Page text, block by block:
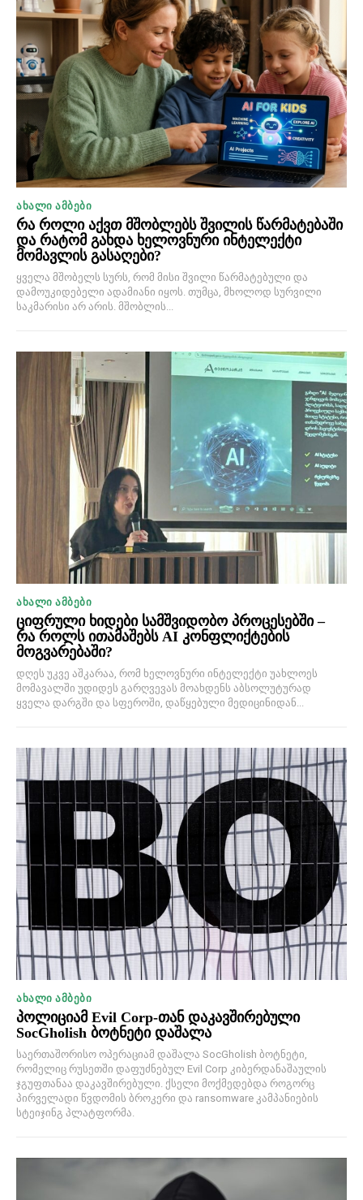
ᲐᲮᲐᲚᲘ ᲐᲛᲑᲔᲑᲘ
რა როლი აქვთ მშობლებს შვილის წარმატებაში
და რატომ გახდა ხელოვნური ინტელექტი
მომავლის გასაღები?
ყველა მშობელს სურს, რომ მისი შვილი წარმატებული და
დამოუკიდებელი ადამიანი იყოს. თუმცა, მხოლოდ სურვილი
საკმარისი არ არის. მშობლის...
ᲐᲮᲐᲚᲘ ᲐᲛᲑᲔᲑᲘ
ციფრული ხიდები სამშვიდობო პროცესებში –
რა როლს ითამაშებს AI კონფლიქტების
მოგვარებაში?
დღეს უკვე აშკარაა, რომ ხელოვნური ინტელექტი უახლოეს
მომავალში უდიდეს გარღვევას მოახდენს აბსოლუტურად
ყველა დარგში და სფეროში, დაწყებული მედიცინიდან...
ᲐᲮᲐᲚᲘ ᲐᲛᲑᲔᲑᲘ
პოლიციამ Evil Corp-თან დაკავშირებული
SocGholish ბოტნეტი დაშალა
საერთაშორისო ოპერაციამ დაშალა SocGholish ბოტნეტი,
რომელიც რუსეთში დაფუძნებულ Evil Corp კიბერდანაშაულის
ჯგუფთანაა დაკავშირებული. ქსელი მოქმედებდა როგორც
პირველადი წვდომის ბროკერი და ransomware კამპანიების
სტეიჯინგ პლატფორმა.